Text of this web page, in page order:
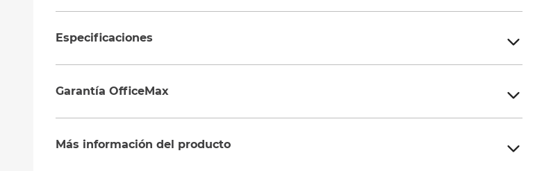
Especificaciones
Garantía OfficeMax
Más información del producto